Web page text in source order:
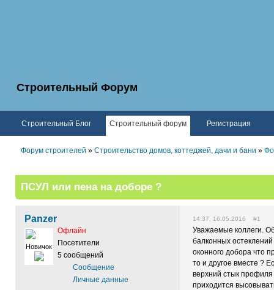
Строительный Форум
Строительный Блог Строительный форум Регистрация
Форум строителей » Строительство домов, коттеджей, дачи и бани »
ПСУЛ или пена на доборе ?
Panzer
Новичок
Офлайн
Посетители
5 сообщений
Сообщение
Личные данные
14:37, 16.05.2016 #1
Уважаемые коллеги.
балконных
оконного добора что
то и другое вместе ?
верхний стык
приходится